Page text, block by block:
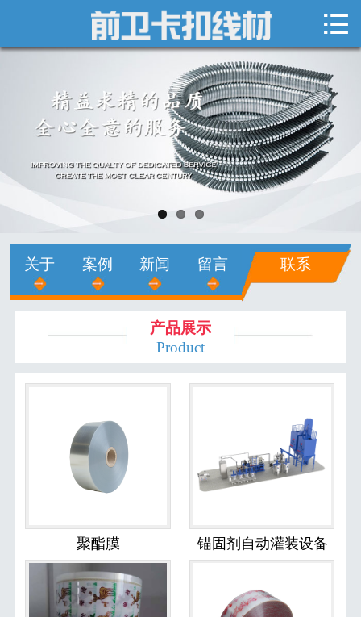
 网站首页
关于我们
新闻中心
产品展示
销售网络
在线留言
联系我们

关于 案例 新闻 留言 联系
产品展示
Product
聚酯膜 锚固剂自动灌装设备